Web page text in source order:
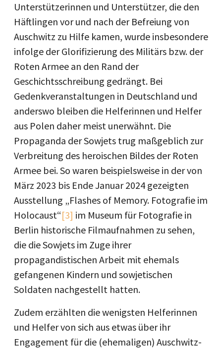
Unterstützerinnen und Unterstützer, die den
Häftlingen vor und nach der Befreiung von
Auschwitz zu Hilfe kamen, wurde insbesondere
infolge der Glorifizierung des Militärs bzw. der
Roten Armee an den Rand der
Geschichtsschreibung gedrängt. Bei
Gedenkveranstaltungen in Deutschland und
anderswo bleiben die Helferinnen und Helfer
aus Polen daher meist unerwähnt. Die
Propaganda der Sowjets trug maßgeblich zur
Verbreitung des heroischen Bildes der Roten
Armee bei. So waren beispielsweise in der von
März 2023 bis Ende Januar 2024 gezeigten
Ausstellung „Flashes of Memory. Fotografie im
Holocaust“[3] im Museum für Fotografie in
Berlin historische Filmaufnahmen zu sehen,
die die Sowjets im Zuge ihrer
propagandistischen Arbeit mit ehemals
gefangenen Kindern und sowjetischen
Soldaten nachgestellt hatten.
Zudem erzählten die wenigsten Helferinnen
und Helfer von sich aus etwas über ihr
Engagement für die (ehemaligen) Auschwitz-